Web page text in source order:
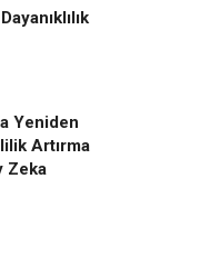
Yeniden
Artırma
Zeka